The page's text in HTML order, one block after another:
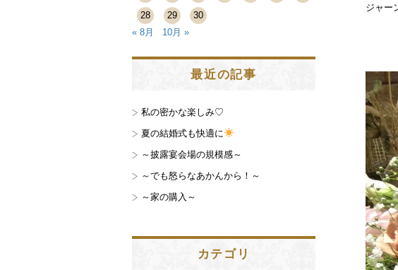
ジャー
28
29
30
« 8月
10月 »
最近の記事
私の密かな楽しみ♡
夏の結婚式も快適に
～披露宴会場の規模感～
～でも怒らなあかんから！～
～家の購入～
カテゴリ